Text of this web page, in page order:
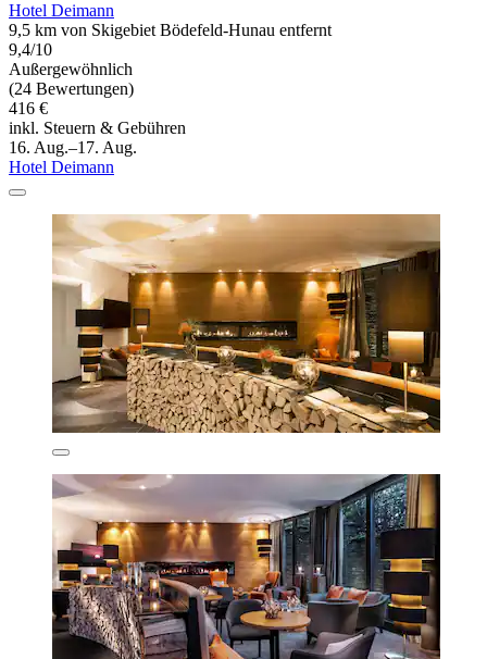
Hotel Deimann
9,5 km von Skigebiet Bödefeld-Hunau entfernt
9,4/10
Außergewöhnlich
(24 Bewertungen)
416 €
inkl. Steuern & Gebühren
16. Aug.–17. Aug.
Hotel Deimann